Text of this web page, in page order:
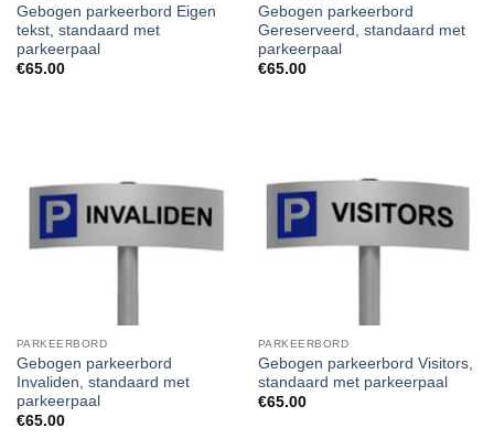
Gebogen parkeerbord Eigen
tekst, standaard met
parkeerpaal
€65.00
Gebogen parkeerbord
Gereserveerd, standaard met
parkeerpaal
€65.00
PARKEERBORD
Gebogen parkeerbord
Invaliden, standaard met
parkeerpaal
€65.00
PARKEERBORD
Gebogen parkeerbord Visitors,
standaard met parkeerpaal
€65.00